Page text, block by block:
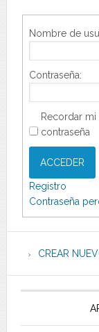
Nombre de
Contraseña:
Recordar mi
contraseña
ACCEDER
Registro
Contraseña
CREAR